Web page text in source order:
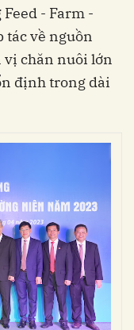
- Farm -
tác về nguồn
vị chăn nuôi lớn
định trong dài